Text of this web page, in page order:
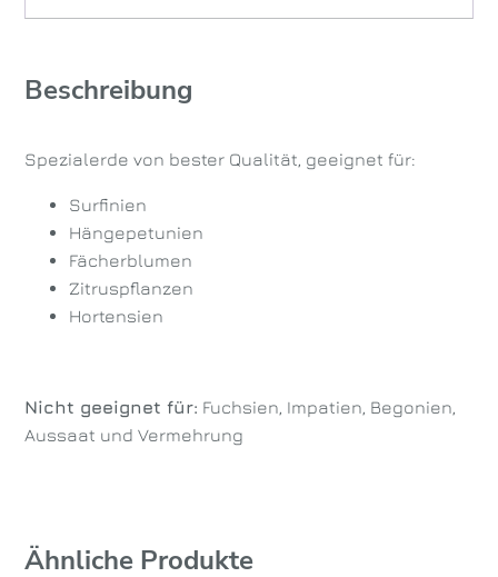
Beschreibung
Spezialerde von bester Qualität, geeignet für:
Surfinien
Hängepetunien
Fächerblumen
Zitruspflanzen
Hortensien
Nicht geeignet für: Fuchsien, Impatien, Begonien,
Aussaat und Vermehrung
Ähnliche Produkte